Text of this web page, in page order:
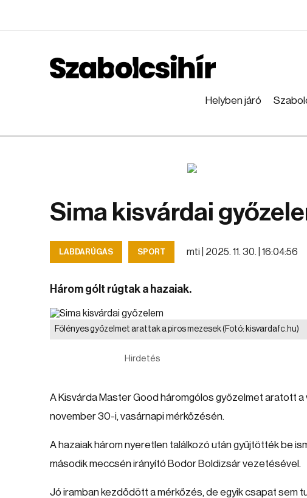
Helyben járó
Sima kisvárdai
LABDARÚGÁS SPORT mti | 2025. 11. 30. | 16:04:56
Három gólt rúgtak a hazaiak.
Fölényes győzelmet arattak a piros mezesek(Fotó: kisvardafc.hu)
Hirdetés
A Kisvárda Master Good háromgólos győzelmet aratott
november 30-i, vasárnapi mérkőzésén.
A hazaiak három nyeretlen találkozó után gyűjtötték be
második meccsén irányító Bodor Boldizsár vezetésével.
Jó iramban kezdődött a mérkőzés, de egyik csapat sem